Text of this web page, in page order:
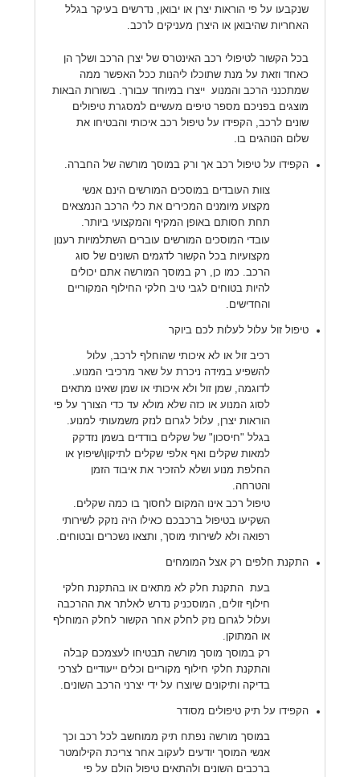
שנקבעו על פי הוראות יצרן או יבואן, נדרשים בעיקר בגלל
האחריות שהיבואן או היצרן מעניקים לרכב.
בכל הקשור לטיפולי רכב האינטרס של יצרן הרכב ושלך הן
כאחד וזאת על מנת שתוכלו ליהנות ככל האפשר ממה
שמתכנני הרכב והמנוע ייצרו במיוחד עבורך. בשורות הבאות
מוצגים בפניכם מספר טיפים מעשיים למסגרת טיפולים
שונים לרכב, הקפידו על טיפול רכב איכותי והבטיחו את
שלום הנוהגים בו.
הקפידו על טיפול רכב אך ורק במוסך מורשה של החברה.
צוות העובדים במוסכים המורשים הינם אנשי
מקצוע מיומנים המכירים את כלי הרכב הנמצאים
תחת חסותם באופן המקיף והמקצועי ביותר.
עובדי המוסכים המורשים עוברים השתלמויות רענון
מקצועיות בכל הקשור לדגמים השונים של סוג
הרכב. כמו כן, רק במוסך המורשה אתם יכולים
להיות בטוחים לגבי טיב חלקי החילוף המקוריים
והחדישים.
טיפול זול עלול לעלות לכם ביוקר
רכיב זול או לא איכותי שהוחלף לרכב, עלול
להשפיע במידה ניכרת על שאר מרכיבי המנוע.
לדוגמה, שמן זול ולא איכותי או שמן שאינו מתאים
לסוג המנוע או כזה שלא מולא עד כדי הצורך על פי
הוראות יצרן, עלול לגרום לנזק משמעותי למנוע.
בגלל "חיסכון" של שקלים בודדים בשמן נזדקק
למאות שקלים ואף אלפי שקלים לתיקון\שיפוץ או
החלפת מנוע ושלא להזכיר את איבוד הזמן
והטרחה.
טיפול רכב אינו המקום לחסוך בו כמה שקלים.
השקיעו בטיפול ברכבכם כאילו היה נזקק לשירותי
רפואה ולא לשירותי מוסך, ותצאו נשכרים ובטוחים.
התקנת חלפים רק אצל המומחים
בעת התקנת חלק לא מתאים או בהתקנת חלקי
חילוף זולים, המוסכניק נדרש לאלתר את ההרכבה
ועלול לגרום נזק לחלק אחר הקשור לחלק המוחלף
או המתוקן.
רק במוסך מוסך מורשה תבטיחו לעצמכם קבלה
והתקנת חלקי חילוף מקוריים וכלים ייעודיים לצרכי
בדיקה ותיקונים שיוצרו על ידי יצרני הרכב השונים.
הקפידו על תיק טיפולים מסודר
במוסך מורשה נפתח תיק ממוחשב לכל רכב וכך
אנשי המוסך יודעים לעקוב אחר צריכת הקילומטר
ברכבים השונים ולהתאים טיפול הולם על פי